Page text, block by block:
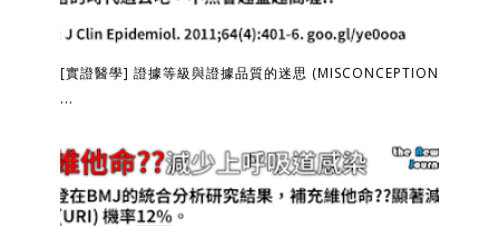
[實證醫學] 證據等級與證據品質的迷思 (MISCONCEPTION
...